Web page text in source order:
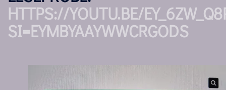
HTTPS://YOUTU.BE/
SI=EYMBYAAYWWCRGODS